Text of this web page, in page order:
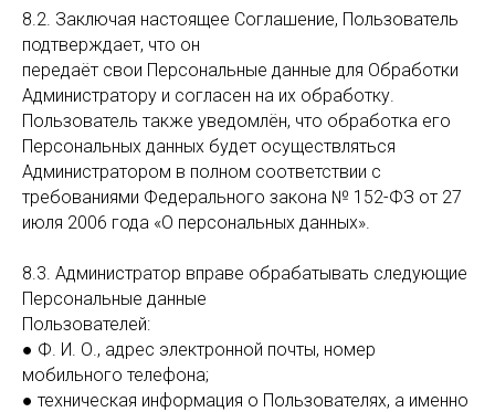
8.2. Заключая настоящее Соглашение, Пользователь
подтверждает, что он
передаёт свои Персональные данные для Обработки
Администратору и согласен на их обработку.
Пользователь также уведомлён, что обработка его
Персональных данных будет осуществляться
Администратором в полном соответствии с
требованиями Федерального закона № 152-ФЗ от 27
июля 2006 года «О персональных данных».
8.3. Администратор вправе обрабатывать следующие
Персональные данные
Пользователей:
● Ф. И. О., адрес электронной почты, номер
мобильного телефона;
● техническая информация о Пользователях, а именно